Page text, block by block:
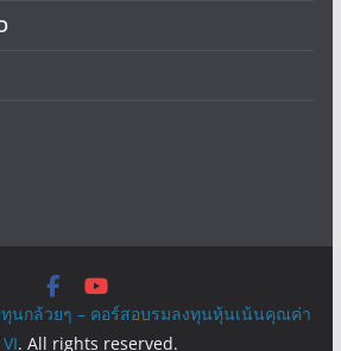
นกล้วยๆ – คอร์สอบรมลงทุนหุ้นเน้นคุณค่า
. All rights reserved.